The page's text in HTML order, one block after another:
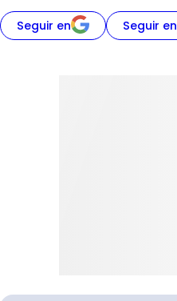
Seguir en Seguir en